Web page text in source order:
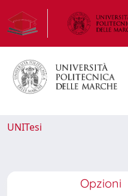
UNITesi
Opzioni